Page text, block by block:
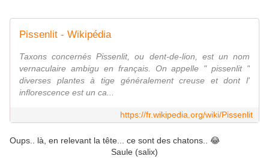
Pissenlit - Wikipédia
Taxons concernés Pissenlit, ou dent-de-lion, est un nom
vernaculaire ambigu en français. On appelle " pissenlit "
diverses plantes à tige généralement creuse et dont l'
inflorescence est un ca...
https://fr.wikipedia.org/wiki/Pissenlit
Oups.. là, en relevant la tête... ce sont des chatons.. 😂
Saule (salix)